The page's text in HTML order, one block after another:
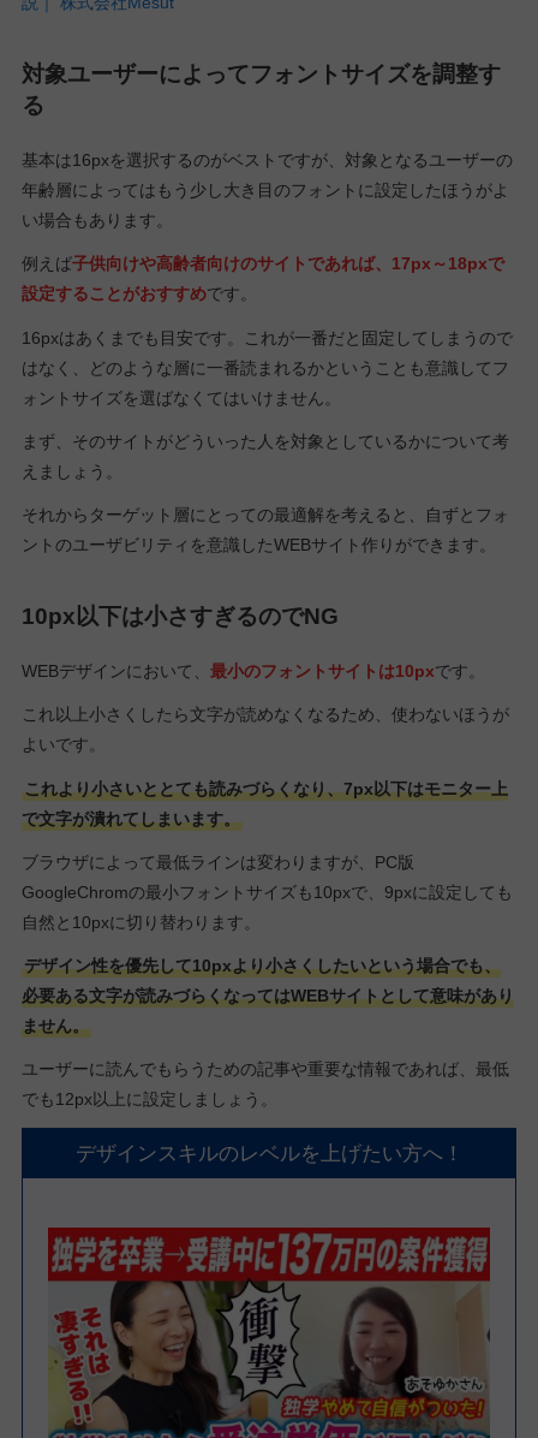
対象ユーザーによってフォントサイズを調整す
る
基本は16pxを選択するのがベストですが、対象となるユーザーの
年齢層によってはもう少し大き目のフォントに設定したほうがよ
い場合もあります。
例えば子供向けや高齢者向けのサイトであれば、17px～18pxで
設定することがおすすめです。
16pxはあくまでも目安です。これが一番だと固定してしまうので
はなく、どのような層に一番読まれるかということも意識してフ
ォントサイズを選ばなくてはいけません。
まず、そのサイトがどういった人を対象としているかについて考
えましょう。
それからターゲット層にとっての最適解を考えると、自ずとフォ
ントのユーザビリティを意識したWEBサイト作りができます。
10px以下は小さすぎるのでNG
WEBデザインにおいて、 最小のフォントサイトは10pxです。
これ以上小さくしたら文字が読めなくなるため、使わないほうが
よいです。
これより小さいととても読みづらくなり、7px以下はモニター上
で文字が潰れてしまいます。
ブラウザによって最低ラインは変わりますが、PC版
GoogleChromの最小フォントサイズも10pxで、9pxに設定しても
自然と10pxに切り替わります。
デザイン性を優先して10pxより小さくしたいという場合でも、
必要ある文字が読みづらくなってはWEBサイトとして意味があり
ません。
ユーザーに読んでもらうための記事や重要な情報であれば、最低
でも12px以上に設定しましょう。
デザインスキルのレベルを上げたい方へ！